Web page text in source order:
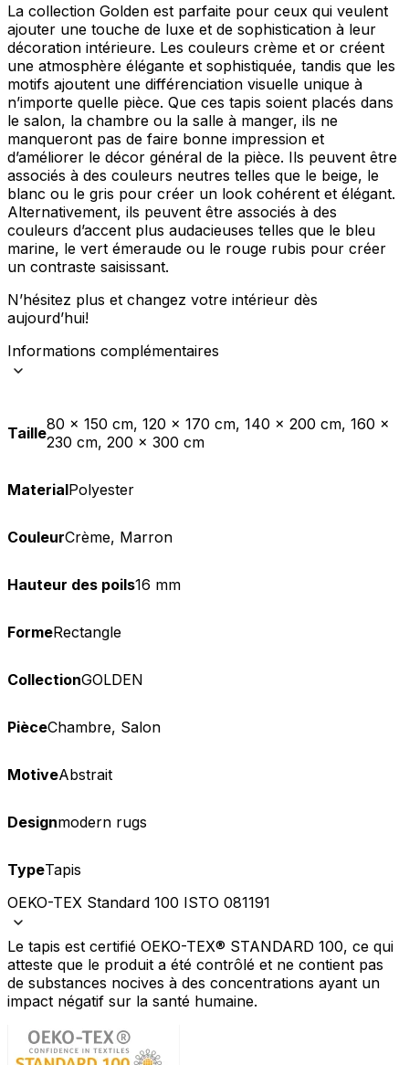
La collection Golden est parfaite pour ceux qui veulent
ajouter une touche de luxe et de sophistication à leur
décoration intérieure. Les couleurs crème et or créent
une atmosphère élégante et sophistiquée, tandis que les
motifs ajoutent une différenciation visuelle unique à
n’importe quelle pièce. Que ces tapis soient placés dans
le salon, la chambre ou la salle à manger, ils ne
manqueront pas de faire bonne impression et
d’améliorer le décor général de la pièce. Ils peuvent être
associés à des couleurs neutres telles que le beige, le
blanc ou le gris pour créer un look cohérent et élégant.
Alternativement, ils peuvent être associés à des
couleurs d’accent plus audacieuses telles que le bleu
marine, le vert émeraude ou le rouge rubis pour créer
un contraste saisissant.
N’hésitez plus et changez votre intérieur dès
aujourd’hui!
Informations complémentaires
Taille80 x 150 cm, 120 x 170 cm, 140 x 200 cm, 160 x
230 cm, 200 x 300 cm
MaterialPolyester
CouleurCrème, Marron
Hauteur des poils16 mm
FormeRectangle
CollectionGOLDEN
PièceChambre, Salon
MotiveAbstrait
Designmodern rugs
TypeTapis
OEKO-TEX Standard 100 ISTO 081191
Le tapis est certifié OEKO-TEX® STANDARD 100, ce qui
atteste que le produit a été contrôlé et ne contient pas
de substances nocives à des concentrations ayant un
impact négatif sur la santé humaine.